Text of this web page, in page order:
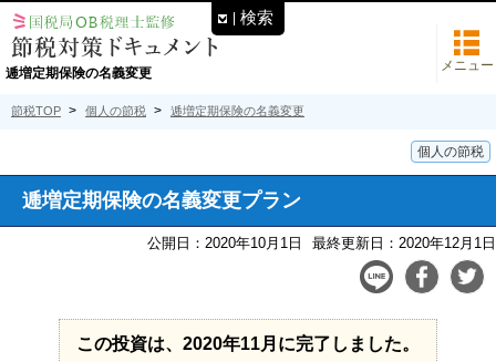
逓増定期保険の名義変更 メニュー
節税TOP 個人の節税 逓増定期保険の名義変更
個人の節税
逓増定期保険の名義変更プラン
公開日：2020年10月1日 最終更新日：2020年12月1日
この投資は、2020年11月に完了しました。
検索